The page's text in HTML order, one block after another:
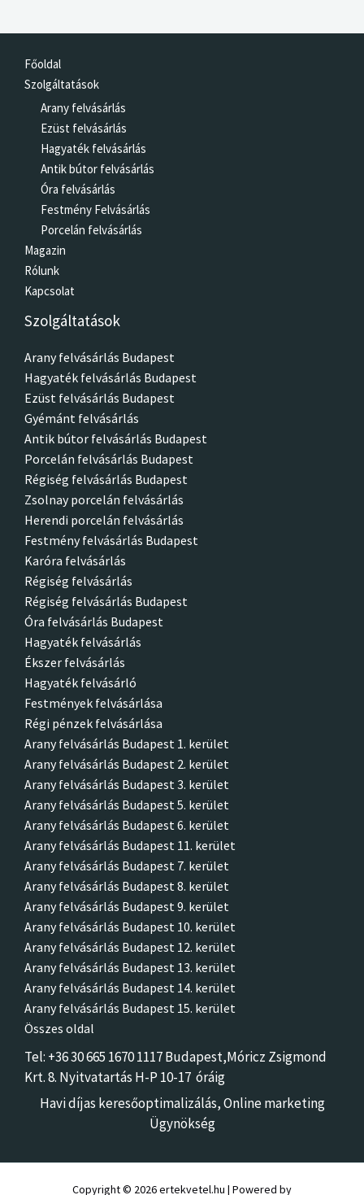
Főoldal
Szolgáltatások
Arany felvásárlás
Ezüst felvásárlás
Hagyaték felvásárlás
Antik bútor felvásárlás
Óra felvásárlás
Festmény Felvásárlás
Porcelán felvásárlás
Magazin
Rólunk
Kapcsolat
Szolgáltatások
Arany felvásárlás Budapest
Hagyaték felvásárlás Budapest
Ezüst felvásárlás Budapest
Gyémánt felvásárlás
Antik bútor felvásárlás Budapest
Porcelán felvásárlás Budapest
Régiség felvásárlás Budapest
Zsolnay porcelán felvásárlás
Herendi porcelán felvásárlás
Festmény felvásárlás Budapest
Karóra felvásárlás
Régiség felvásárlás
Régiség felvásárlás Budapest
Óra felvásárlás Budapest
Hagyaték felvásárlás
Ékszer felvásárlás
Hagyaték felvásárló
Festmények felvásárlása
Régi pénzek felvásárlása
Arany felvásárlás Budapest 1. kerület
Arany felvásárlás Budapest 2. kerület
Arany felvásárlás Budapest 3. kerület
Arany felvásárlás Budapest 5. kerület
Arany felvásárlás Budapest 6. kerület
Arany felvásárlás Budapest 11. kerület
Arany felvásárlás Budapest 7. kerület
Arany felvásárlás Budapest 8. kerület
Arany felvásárlás Budapest 9. kerület
Arany felvásárlás Budapest 10. kerület
Arany felvásárlás Budapest 12. kerület
Arany felvásárlás Budapest 13. kerület
Arany felvásárlás Budapest 14. kerület
Arany felvásárlás Budapest 15. kerület
Összes oldal
Tel: +36 30 665 1670 1117 Budapest,Móricz Zsigmond
Krt. 8. Nyitvatartás H-P 10-17 óráig
Havi díjas keresőoptimalizálás,Online marketing
Ügynökség
Copyright © 2026 ertekvetel.hu | Powered by